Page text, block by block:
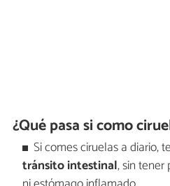
¿Qué pasa si como
Si comes ciruelas a diario,
tránsito intestinal, sin